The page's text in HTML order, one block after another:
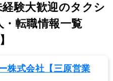
験大歓迎のタクシ
転職情報一覧
株式会社【三原営業